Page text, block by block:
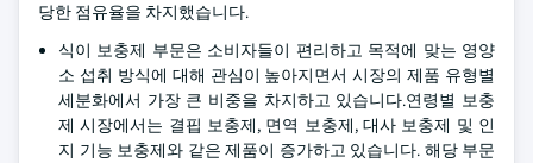
당한 점유율을 차지했습니다.
식이 보충제 부문은 소비자들이 편리하고 목적에 맞는 영양
소 섭취 방식에 대해 관심이 높아지면서 시장의 제품 유형별
세분화에서 가장 큰 비중을 차지하고 있습니다.연령별 보충
제 시장에서는 결핍 보충제, 면역 보충제, 대사 보충제 및 인
지 기능 보충제와 같은 제품이 증가하고 있습니다. 해당 부문